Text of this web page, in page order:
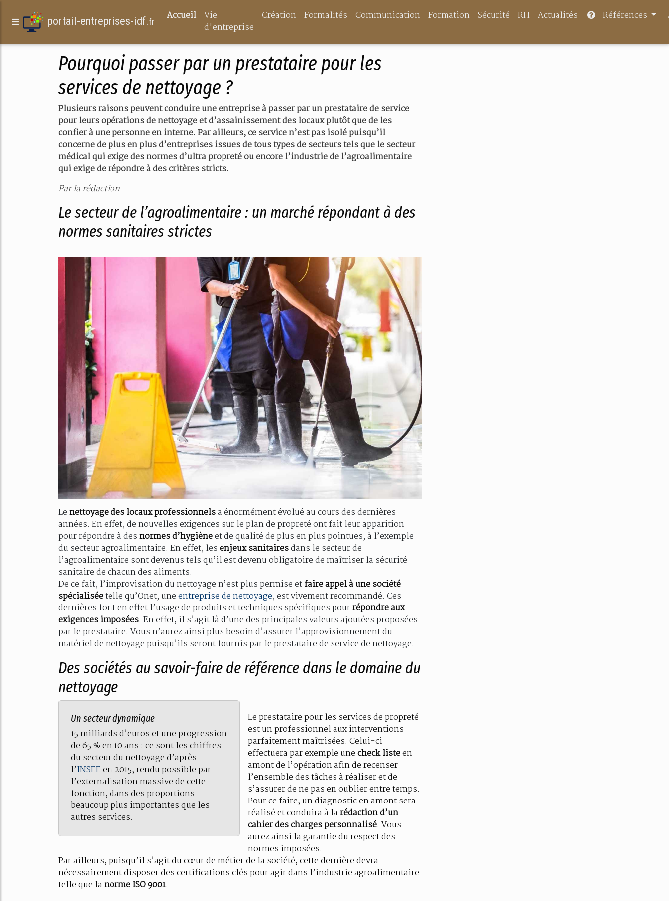
portail-entreprises-idf.fr Accueil Vie
d'entreprise
Création Formalités Communication Formation Sécurité RH Actualités Références
Pourquoi passer par un prestataire pour les
services de nettoyage ?
Plusieurs raisons peuvent conduire une entreprise à passer par un prestataire de service
pour leurs opérations de nettoyage et d’assainissement des locaux plutôt que de les
confier à une personne en interne. Par ailleurs, ce service n’est pas isolé puisqu’il
concerne de plus en plus d’entreprises issues de tous types de secteurs tels que le secteur
médical qui exige des normes d’ultra propreté ou encore l’industrie de l’agroalimentaire
qui exige de répondre à des critères stricts.
Par la rédaction
Le secteur de l’agroalimentaire : un marché répondant à des
normes sanitaires strictes
Lenettoyage des locaux professionnelsa énormément évolué au cours des dernières
années. En effet, de nouvelles exigences sur le plan de propreté ont fait leur apparition
pour répondre à desnormes d’hygièneet de qualité de plus en plus pointues, à l’exemple
du secteur agroalimentaire. En effet, lesenjeux sanitairesdans le secteur de
l’agroalimentaire sont devenus tels qu’il est devenu obligatoire de maîtriser la sécurité
sanitaire de chacun des aliments.
De ce fait, l’improvisation du nettoyage n’est plus permise etfaire appel à une société
spécialiséetelle qu’Onet, uneentreprise de nettoyage, est vivement recommandé. Ces
dernières font en effet l’usage de produits et techniques spécifiques pourrépondre aux
exigences imposées. En effet, il s’agit là d’une des principales valeurs ajoutées proposées
par le prestataire. Vous n’aurez ainsi plus besoin d’assurer l’approvisionnement du
matériel de nettoyage puisqu’ils seront fournis par le prestataire de service de nettoyage.
Des sociétés au savoir-faire de référence dans le domaine du
nettoyage
Un secteur dynamique
15 milliards d’euros et une progression
de 65 % en 10 ans : ce sont les chiffres
du secteur du nettoyage d’après
l’INSEEen 2015, rendu possible par
l’externalisation massive de cette
fonction, dans des proportions
beaucoup plus importantes que les
autres services.
Le prestataire pour les services de propreté
est un professionnel aux interventions
parfaitement maîtrisées. Celui-ci
effectuera par exemple unecheck listeen
amont de l’opération afin de recenser
l’ensemble des tâches à réaliser et de
s’assurer de ne pas en oublier entre temps.
Pour ce faire, un diagnostic en amont sera
réalisé et conduira à larédaction d’un
cahier des charges personnalisé. Vous
aurez ainsi la garantie du respect des
normes imposées.
Par ailleurs, puisqu’il s’agit du cœur de métier de la société, cette dernière devra
nécessairement disposer des certifications clés pour agir dans l’industrie agroalimentaire
telle que lanorme ISO 9001.